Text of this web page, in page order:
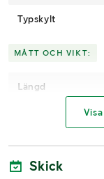
Typskylt
MÅTT OCH VIKT:
Längd
Skick